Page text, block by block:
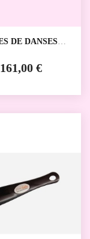
DE DANSES
161,00 €